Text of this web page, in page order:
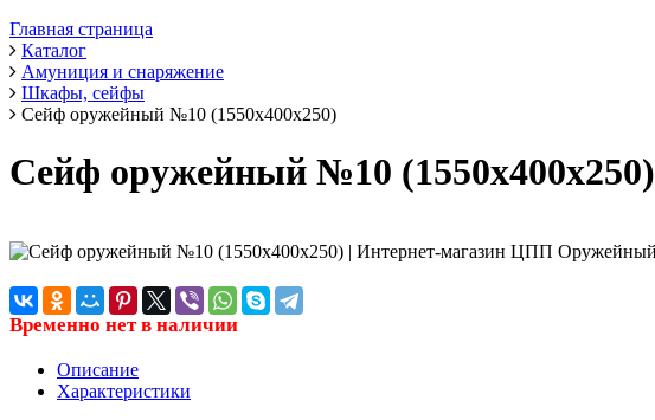
Главная страница
Каталог
Амуниция и снаряжение
Шкафы, сейфы
Сейф оружейный №10 (1550х400х250)
Сейф оружейный №10 (1550х400х250)
Временно нет в наличии
Описание
Характеристики